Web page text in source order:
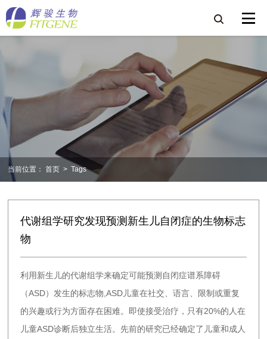
当前位置： 首页 > Tags
代谢组学研究发现预测新生儿自闭症的生物标志
物
利用新生儿的代谢组学来确定可能预测自闭症谱系障碍
（ASD）发生的标志物,ASD儿童在社交、语言、限制或重复
的兴趣或行为方面存在困难。即使接受治疗，只有20%的人在
儿童ASD诊断后独立生活。先前的研究已经确定了儿童和成人